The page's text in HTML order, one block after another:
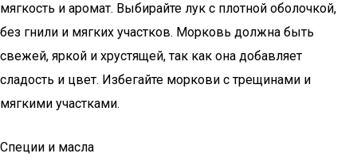
мягкость и аромат. Выбирайте лук с плотной оболочкой,
без гнили и мягких участков. Морковь должна быть
свежей, яркой и хрустящей, так как она добавляет
сладость и цвет. Избегайте моркови с трещинами и
мягкими участками.
Специи и масла